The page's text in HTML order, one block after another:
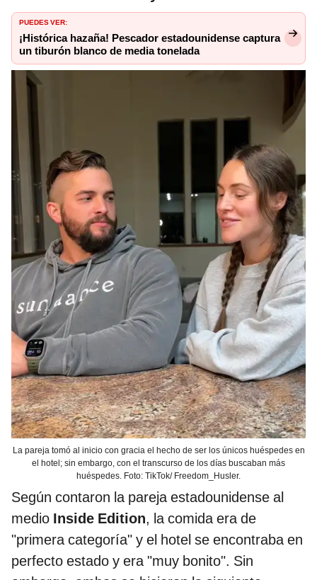
PUEDES VER:
¡Histórica hazaña! Pescador estadounidense captura
un tiburón blanco de media tonelada
La pareja tomó al inicio con gracia el hecho de ser los únicos huéspedes en
el hotel; sin embargo, con el transcurso de los días buscaban más
huéspedes. Foto: TikTok/ Freedom_Husler.
Según contaron la pareja estadounidense al
medio Inside Edition, la comida era de
"primera categoría" y el hotel se encontraba en
perfecto estado y era "muy bonito". Sin